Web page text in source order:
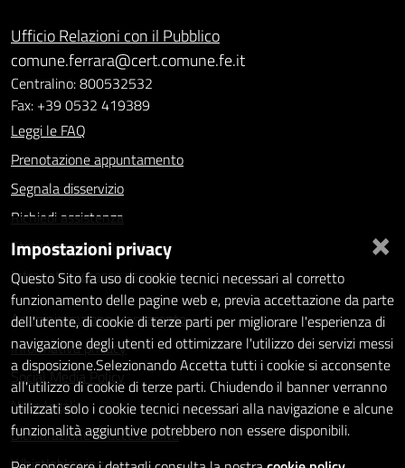
Ufficio Relazioni con il Pubblico
comune.ferrara@cert.comune.fe.it
Centralino: 800532532
Fax: +39 0532 419389
Leggi le FAQ
Prenotazione appuntamento
Segnala disservizio
Richiedi assistenza
Statistiche dei Siti web
Intranet - accesso riservato
Amministrazione trasparente
Informativa privacy
Social Media Policy
Note legali
Dichiarazione di accessibilità
Whistleblowing
×
Impostazioni privacy
Questo Sito fa uso di cookie tecnici necessari al corretto
funzionamento delle pagine web e, previa accettazione da parte
dell'utente, di cookie di terze parti per migliorare l'esperienza di
navigazione degli utenti ed ottimizzare l'utilizzo dei servizi messi
a disposizione.Selezionando Accetta tutti i cookie si acconsente
all'utilizzo di cookie di terze parti. Chiudendo il banner verranno
utilizzati solo i cookie tecnici necessari alla navigazione e alcune
funzionalità aggiuntive potrebbero non essere disponibili.